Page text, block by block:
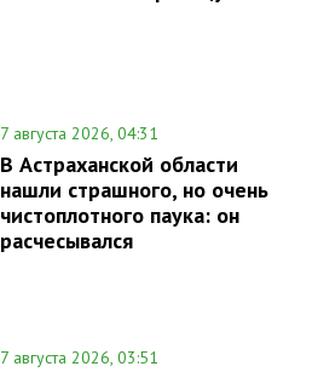
7 августа 2026, 04:31
В Астраханской области
нашли страшного, но очень
чистоплотного паука: он
расчесывался
7 августа 2026, 03:51